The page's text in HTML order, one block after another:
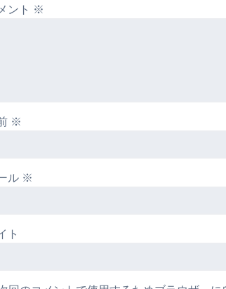
ント ※
※
ル ※
ト